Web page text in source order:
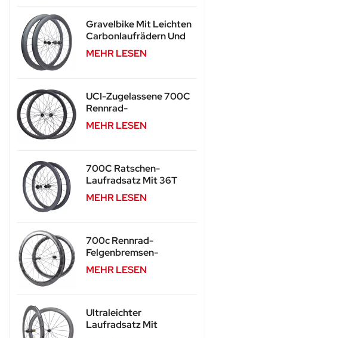
Gravelbike Mit Leichten
Carbonlaufrädern Und
Scheibenbremse SA-
RD02SL
MEHR LESEN
UCI-Zugelassene 700C
Rennrad-
Carbonlaufräder Mit
Scheibenbremsen SA-
MEHR LESEN
700C Ratschen-
Laufradsatz Mit 36T
Carbon-Speichen SA-
CS03
MEHR LESEN
700c Rennrad-
Felgenbremsen-
Laufradsatz Für SA-
RS04
MEHR LESEN
Ultraleichter
Laufradsatz Mit